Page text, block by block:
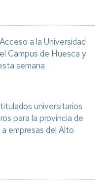
a la Universidad
Campus de Huesca y
semana
universitarios
para la provincia de
empresas del Alto